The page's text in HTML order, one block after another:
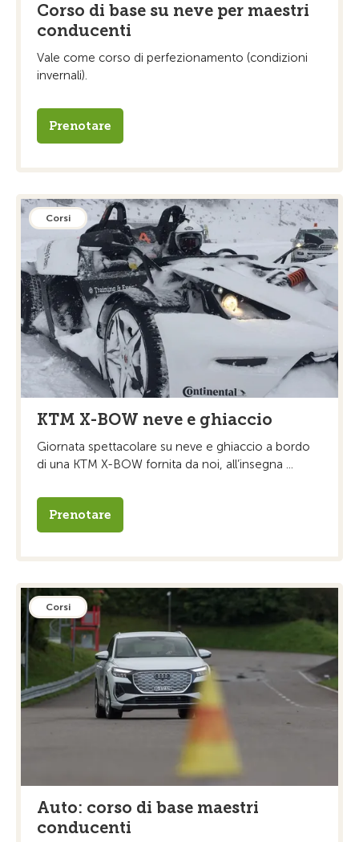
Corso di base su neve per maestri
conducenti
Vale come corso di perfezionamento (condizioni
invernali).
Prenotare
Corsi
KTM X-BOW neve e ghiaccio
Giornata spettacolare su neve e ghiaccio a bordo
di una KTM X-BOW fornita da noi, all’insegna ...
Prenotare
Corsi
Auto: corso di base maestri
conducenti